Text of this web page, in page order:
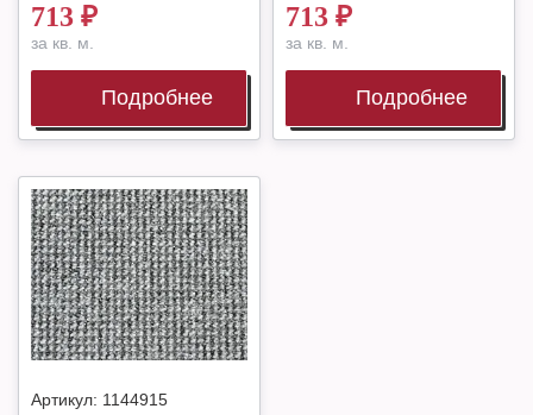
713 ₽
за кв. м.
Подробнее
713 ₽
за кв. м.
Подробнее
Артикул: 1144915